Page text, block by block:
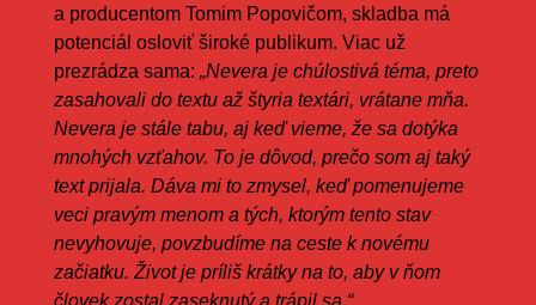
a producentom Tomim Popovičom, skladba má
potenciál osloviť široké publikum. Viac už
prezrádza sama: „Nevera je chúlostivá téma, preto
zasahovali do textu až štyria textári, vrátane mňa.
Nevera je stále tabu, aj keď vieme, že sa dotýka
mnohých vzťahov. To je dôvod, prečo som aj taký
text prijala. Dáva mi to zmysel, keď pomenujeme
veci pravým menom a tých, ktorým tento stav
nevyhovuje, povzbudíme na ceste k novému
začiatku. Život je príliš krátky na to, aby v ňom
človek zostal zaseknutý a trápil sa.“